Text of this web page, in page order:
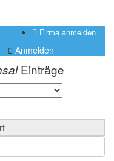
Firma anmelden
Anmelden
Einträge